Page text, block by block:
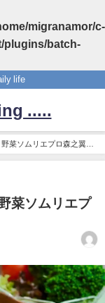
migranamor/c-
plugins/batch-
life
.....
菜ソムリエプロ森之翼く
菜ソムリエプ